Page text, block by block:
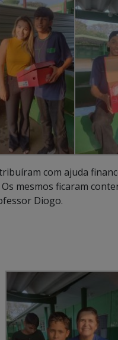
com ajuda
mesmos ficaram
Diogo.